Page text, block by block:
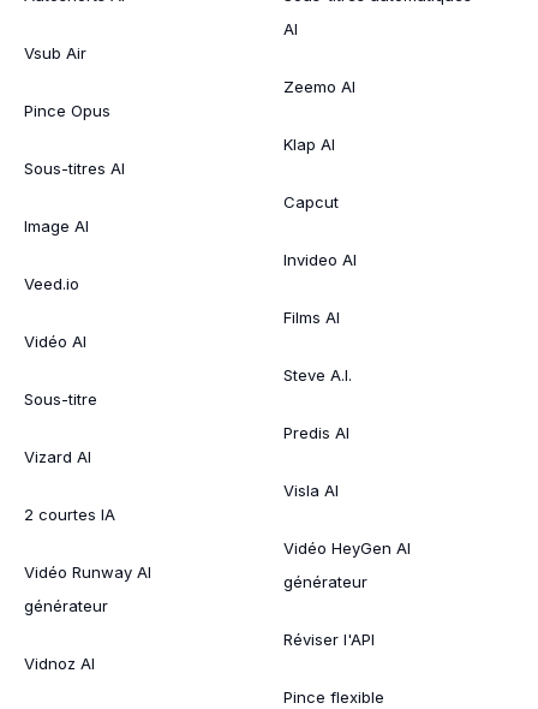
Vsub Air
Pince Opus
Sous-titres AI
Image AI
Veed.io
Vidéo AI
Sous-titre
Vizard AI
2 courtes IA
Vidéo Runway AI
générateur
Vidnoz AI
AI
Zeemo AI
Klap AI
Capcut
Invideo AI
Films AI
Steve A.I.
Predis AI
Visla AI
Vidéo HeyGen AI
générateur
Réviser l'API
Pince flexible